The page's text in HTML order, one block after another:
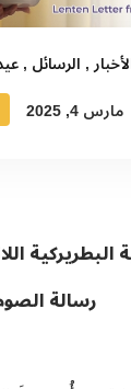
, الرسائل ,
مارس 4, 2025
البطريركية
رسالة